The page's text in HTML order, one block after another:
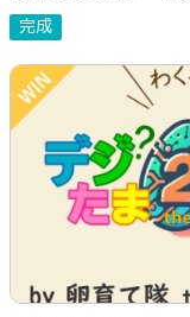
物の確認ができる
コスト「ゼロ」で作
完成